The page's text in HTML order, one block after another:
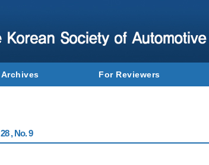
For Reviewers
, No. 9